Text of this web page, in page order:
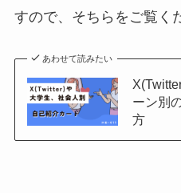
すので、そちらをご覧く
あわせて読みたい
ーン別
方